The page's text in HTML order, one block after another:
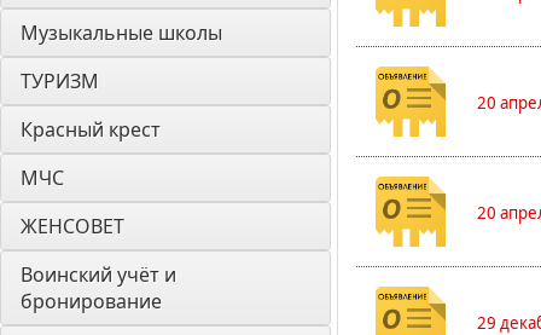
Музыкальные школы
ТУРИЗМ
Красный крест
МЧС
ЖЕНСОВЕТ
Воинский учёт и
бронирование
20
20
29